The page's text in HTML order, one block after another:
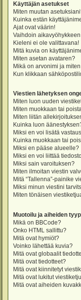
Käyttäjän asetukset
Miten muutan
Kuinka estän
Ajat ovat väärin!
Vaihdoin
Kieleni ei ole valittavana!
Mitä kuvia on
Miten asetan avataren?
Mikä on arvonimi ja
Kun klikkaan
Viestien lähetyksen
Miten luon uuden
Miten muokkaan tai
Miten liitän
Kuinka luon
Miksi en voi lisätä
Kuinka muokkaan tai
Miksi en pääse alueelle?
Miksi en voi liittää
Miksi sain varoituksen?
Miten ilmoitan viestin
Mitä “Tallenna”-painike
Miksi minun viestini
Miten tönäisen
Muotoilu ja aiheiden
Mikä on BBCode?
Onko HTML sallittu?
Mitä ovat hymiöt?
Voinko lähettää kuvia?
Mitä ovat globaalit
Mitä ovat tiedotteet?
Mitä ovat kiinnitetyt
Mitä ovat lukitut
Mitä ovat aiheiden